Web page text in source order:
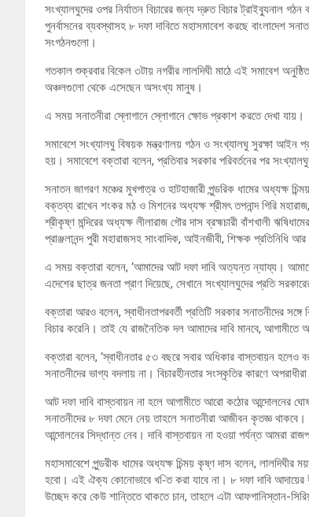
সংখ্যালঘুদের ওপর নির্যাতন বিচারের জন্য দ্রুত বিচার ট্রাইব্যুনাল
পুনর্বাসনের ব্যবস্থাসহ ৮ দফা দাবিতে মহাসমাবেশ করছে বাংলাদেশ
সংগঠনগুলো।
গতকাল শুক্রবার বিকেল ৩টায় নগরীর লালদিঘী মাঠে এই সমাবেশ
অঞ্চলগুলো থেকে এসেছেন অসংখ্য মানুষ।
এ সময় সনাতনীরা স্লোগানে স্লোগানে ক্ষোভ প্রকাশ করতে দেখা যায়।
সমাবেশে সংখ্যালঘু বিষয়ক মন্ত্রণালয় গঠন ও সংখ্যালঘু সুরক্ষা আইন
হয়। সমাবেশে বক্তারা বলেন, প্রতিবার সরকার পরিবর্তনের পর
সনাতন জাগরণ মঞ্চের মুখপাত্র ও হাটহাজারী পুন্ডরিক ধামের অধ্যক্ষ
বক্তব্য রাখেন শংকর মঠ ও মিশনের অধ্যক্ষ শ্রীমৎ তপনান্দ গিরি
শ্রীকৃষ্ণ মন্দিরের অধ্যক্ষ লীলারাজ গৌর দাস ব্রহ্মচারী বাঁশখালী
প্রাঞ্জলানন্দ পুরী মহারাজসহ সাংবাদিক, আইনজীবী, শিক্ষক প্রতিনিধি
এ সময় বক্তারা বলেন, ‘আমাদের আট দফা দাবি অত্যন্ত ন্যায্য।
এদেশের ছাত্র জনতা প্রাণ দিয়েছে, সেখানে সংখ্যালঘুদের প্রতি
বক্তারা আরও বলেন, স্বাধীনতাপরবর্তী প্রতিটি সরকার সনাতনীদের
বিচার করেনি। তাই যে রাজনৈতিক দল আমাদের দাবি মানবে, আগামীতে
বক্তারা বলেন, ‘স্বাধীনতার ৫৩ বছরে সবার অধিকার বাস্তবায়ন
সনাতনীদের ভাগ্য বদলায় না। বিচারহীনতার সংস্কৃতির কারণে
আট দফা দাবি বাস্তবায়ন না হলে আগামীতে আরো কঠোর আন্দোলনের
সনাতনীদের ৮ দফা মেনে নেয় তাহলে সনাতনীরা আজীবন কৃতজ্ঞ থাকবে।
আন্দোলনের সিদ্ধান্ত নেব। দাবি বাস্তবায়ন না হওয়া পর্যন্ত আমরা
মহাসমাবেশে পুন্ডরীক ধামের অধ্যক্ষ চিন্ময় কৃষ্ণ দাস বলেন,
হবো। এই ঐক্য কোনোভাবে খ-িত করা যাবে না। ৮ দফা দাবি
উচ্ছেদ করে কেউ শান্তিতে থাকতে চান, তাহলে এটা আফগানিস্তান-